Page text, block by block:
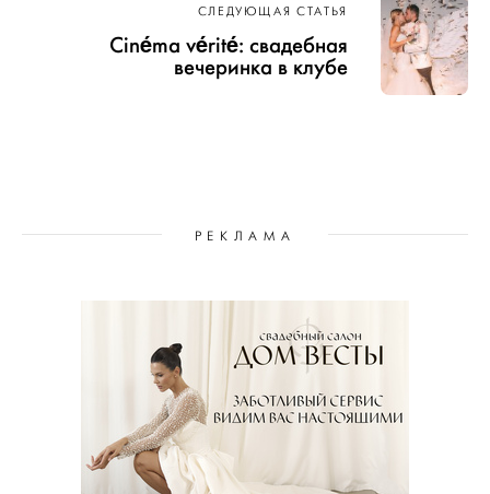
СЛЕДУЮЩАЯ СТАТЬЯ
Cinéma vérité: свадебная
вечеринка в клубе
РЕКЛАМА